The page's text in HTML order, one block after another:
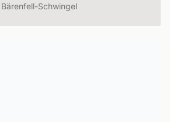
Bärenfell-Schwingel